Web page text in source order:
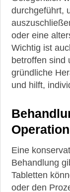
durchgeführt,
oder eine
Wichtig ist
betroffen sind
gründliche
und hilft,
Eine
Behandlung
Tabletten
oder den